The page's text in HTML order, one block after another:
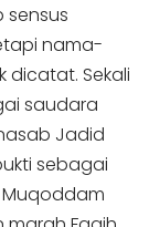
sensus
nama-
dicatat. Sekali
saudara
Jadid
sebagai